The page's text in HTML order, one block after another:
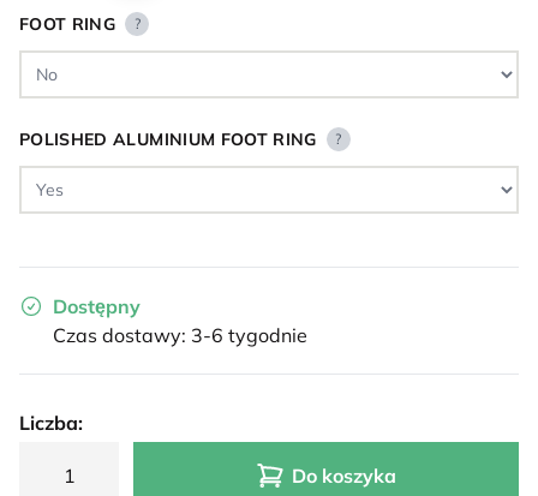
FOOT RING ?
POLISHED ALUMINIUM FOOT RING ?
Dostępny
Czas dostawy: 3-6 tygodnie
Liczba:
Do koszyka